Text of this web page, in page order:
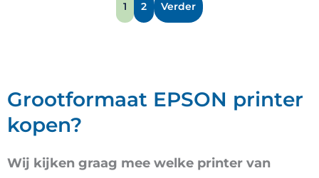
1 2 Verder
Grootformaat EPSON printer
kopen?
Wij kijken graag mee welke printer van